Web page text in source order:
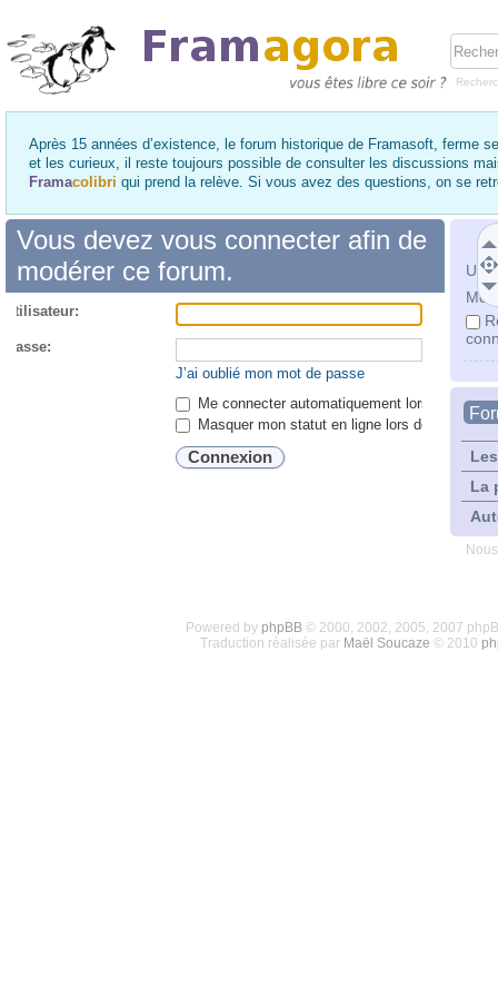
Après 15 années d’existence, le forum historique de Framasoft, ferme
et les curieux, il reste toujours possible de consulter les discussions
Framacolibri qui prend la relève. Si vous avez des questions, on se
Mot
La
Vous devez vous connecter afin de
modérer ce forum.
passe:
J’ai oublié mon mot de passe
Me connecter automatiquement lors de
Masquer mon statut en ligne lors de cette
Powered by phpBB© 2000, 2002, 2005, 2007
Traduction réalisée par Maël Soucaze © 2010